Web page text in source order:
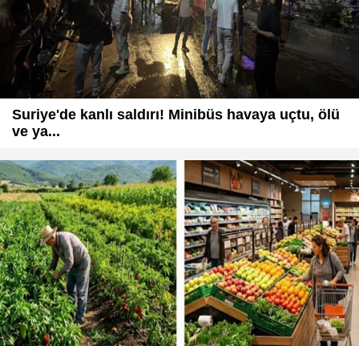
Suriye'de kanlı saldırı! Minibüs havaya uçtu, ölü
ve ya...